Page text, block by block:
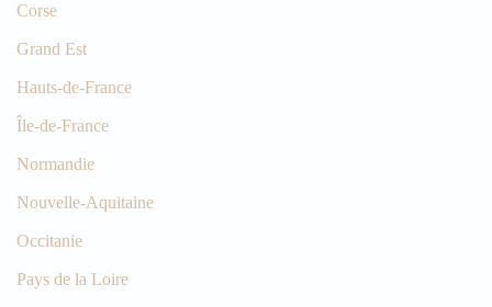
Corse
Grand Est
Hauts-de-France
Île-de-France
Normandie
Nouvelle-Aquitaine
Occitanie
Pays de la Loire